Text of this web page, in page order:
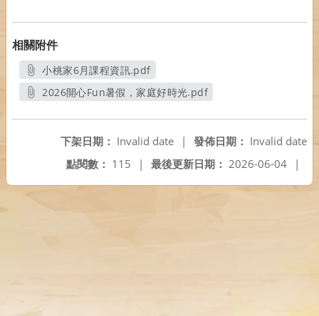
相關附件
小桃家6月課程資訊.pdf
另開新視窗
2026開心Fun暑假，家庭好時光.pdf
發佈日期： Invalid date
下架日期： Invalid date
|
最後更新日期： 2026-06-04 |
點閱數： 115 |